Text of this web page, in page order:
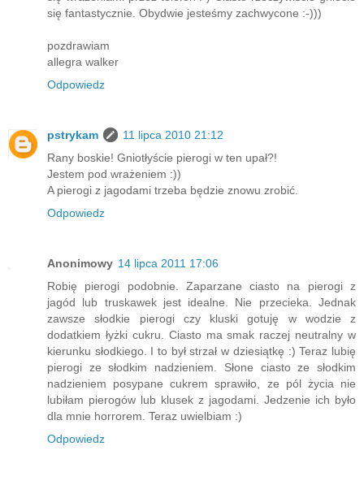
się fantastycznie. Obydwie jesteśmy zachwycone :-)))
pozdrawiam
allegra walker
Odpowiedz
pstrykam
11 lipca 2010 21:12
Rany boskie! Gniotłyście pierogi w ten upał?!
Jestem pod wrażeniem :))
A pierogi z jagodami trzeba będzie znowu zrobić.
Odpowiedz
Anonimowy 14 lipca 2011 17:06
Robię pierogi podobnie. Zaparzane ciasto na pierogi z
jagód lub truskawek jest idealne. Nie przecieka. Jednak
zawsze słodkie pierogi czy kluski gotuję w wodzie z
dodatkiem łyżki cukru. Ciasto ma smak raczej neutralny w
kierunku słodkiego. I to był strzał w dziesiątkę :) Teraz lubię
pierogi ze słodkim nadzieniem. Słone ciasto ze słodkim
nadzieniem posypane cukrem sprawiło, ze pól życia nie
lubiłam pierogów lub klusek z jagodami. Jedzenie ich było
dla mnie horrorem. Teraz uwielbiam :)
Odpowiedz